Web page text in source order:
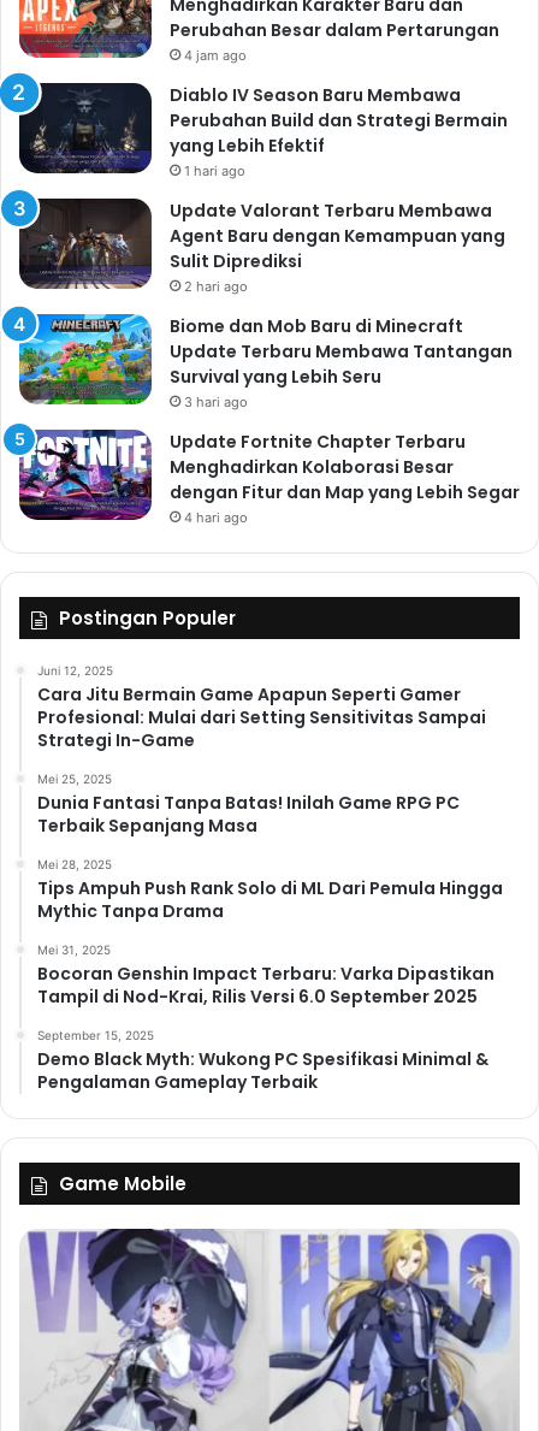
Menghadirkan Karakter Baru dan
Perubahan Besar dalam Pertarungan
4 jam ago
Diablo IV Season Baru Membawa
Perubahan Build dan Strategi Bermain
yang Lebih Efektif
1 hari ago
Update Valorant Terbaru Membawa
Agent Baru dengan Kemampuan yang
Sulit Diprediksi
2 hari ago
Biome dan Mob Baru di Minecraft
Update Terbaru Membawa Tantangan
Survival yang Lebih Seru
3 hari ago
Update Fortnite Chapter Terbaru
Menghadirkan Kolaborasi Besar
dengan Fitur dan Map yang Lebih Segar
4 hari ago
Postingan Populer
Juni 12, 2025
Cara Jitu Bermain Game Apapun Seperti Gamer
Profesional: Mulai dari Setting Sensitivitas Sampai
Strategi In-Game
Mei 25, 2025
Dunia Fantasi Tanpa Batas! Inilah Game RPG PC
Terbaik Sepanjang Masa
Mei 28, 2025
Tips Ampuh Push Rank Solo di ML Dari Pemula Hingga
Mythic Tanpa Drama
Mei 31, 2025
Bocoran Genshin Impact Terbaru: Varka Dipastikan
Tampil di Nod-Krai, Rilis Versi 6.0 September 2025
September 15, 2025
Demo Black Myth: Wukong PC Spesifikasi Minimal &
Pengalaman Gameplay Terbaik
Game Mobile